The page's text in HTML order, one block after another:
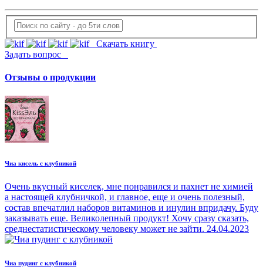
Скачать книгу
Задать вопрос
Отзывы о продукции
Чиа кисель с клубникой
Очень вкусный киселек, мне понравился и пахнет не химией
а настоящей клубничкой, и главное, еще и очень полезный,
состав впечатлил наборов витаминов и инулин впридачу. Буду
заказывать еще. Великолепный продукт! Хочу сразу сказать,
среднестатистическому человеку может не зайти. 24.04.2023
Чиа пудинг с клубникой